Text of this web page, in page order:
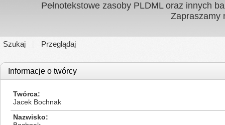
Pełnotekstowe zasoby PLDML oraz innych
Zapraszamy
Szukaj Przeglądaj
Informacje o twórcy
Twórca
Jacek Bochnak
Nazwisko